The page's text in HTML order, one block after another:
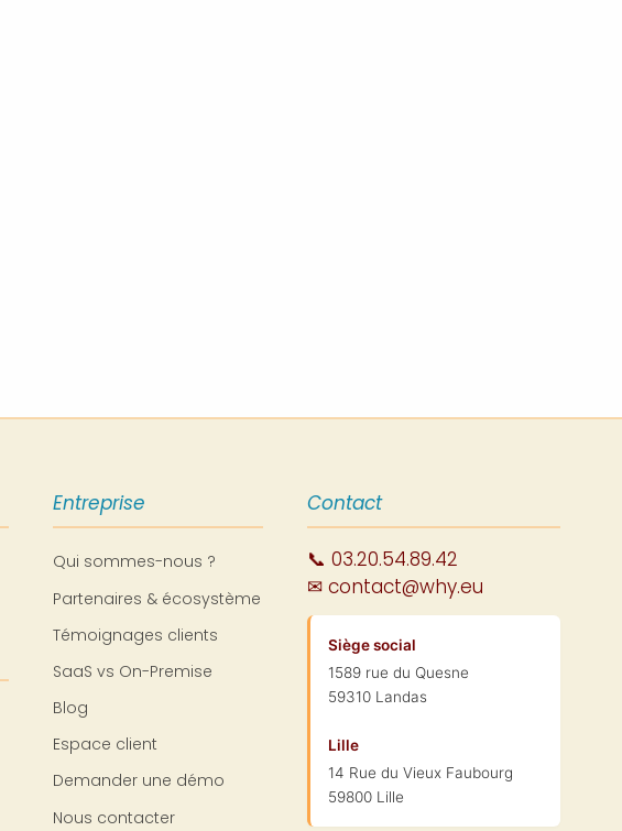
Entreprise
Qui sommes-nous ?
Partenaires & écosystème
Témoignages clients
SaaS vs On-Premise
Blog
Espace client
Demander une démo
Nous contacter
Contact
📞 03.20.54.89.42
✉ contact@why.eu
Siège social
1589 rue du Quesne
59310 Landas
Lille
14 Rue du Vieux Faubourg
59800 Lille